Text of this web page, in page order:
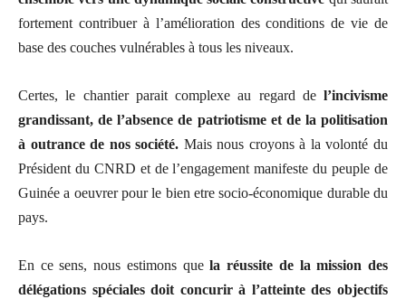
fortement contribuer à l’amélioration des conditions de vie de
base des couches vulnérables à tous les niveaux.
Certes, le chantier parait complexe au regard de l’incivisme
grandissant, de l’absence de patriotisme et de la politisation
à outrance de nos société. Mais nous croyons à la volonté du
Président du CNRD et de l’engagement manifeste du peuple de
Guinée a oeuvrer pour le bien etre socio-économique durable du
pays.
En ce sens, nous estimons quela réussite de la mission des
délégations spéciales doit concurir à l’atteinte des objectifs